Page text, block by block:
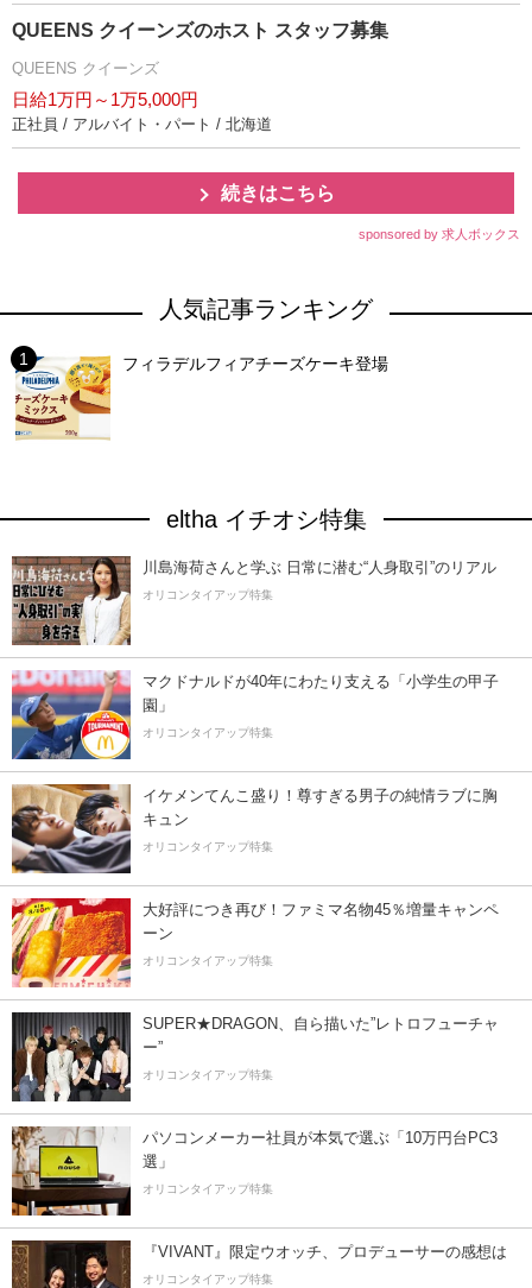
QUEENS クイーンズのホスト スタッフ募集
QUEENS クイーンズ
日給1万円～1万5,000円
正社員 / アルバイト・パート / 北海道
続きはこちら
sponsored by 求人ボックス
人気記事ランキング
フィラデルフィアチーズケーキ登場
eltha イチオシ特集
川島海荷さんと学ぶ 日常に潜む“人身取引”のリアル
オリコンタイアップ特集
マクドナルドが40年にわたり支える「小学生の甲子
園」
オリコンタイアップ特集
イケメンてんこ盛り！尊すぎる男子の純情ラブに胸
キュン
オリコンタイアップ特集
大好評につき再び！ファミマ名物45％増量キャンペ
ーン
オリコンタイアップ特集
SUPER★DRAGON、自ら描いた”レトロフューチャ
ー”
オリコンタイアップ特集
パソコンメーカー社員が本気で選ぶ「10万円台PC3
選」
オリコンタイアップ特集
『VIVANT』限定ウオッチ、プロデューサーの感想は
オリコンタイアップ特集